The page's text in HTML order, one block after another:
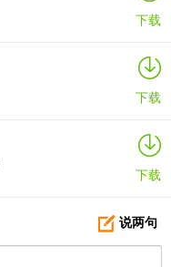
下载
下载
下载
说两句